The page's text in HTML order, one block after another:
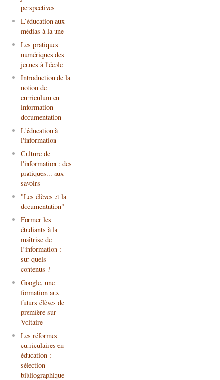
perspectives
L’éducation aux
médias à la une
Les pratiques
numériques des
jeunes à l'école
Introduction de la
notion de
curriculum en
information-
documentation
L'éducation à
l'information
Culture de
l'information : des
pratiques... aux
savoirs
"Les élèves et la
documentation"
Former les
étudiants à la
maîtrise de
l’information :
sur quels
contenus ?
Google, une
formation aux
futurs élèves de
première sur
Voltaire
Les réformes
curriculaires en
éducation :
sélection
bibliographique